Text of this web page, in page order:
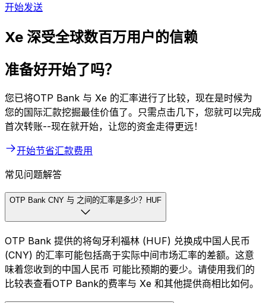
开始发送
Xe 深受全球数百万用户的信赖
准备好开始了吗？
您已将OTP Bank 与 Xe 的汇率进行了比较，现在是时候为
您的国际汇款挖掘最佳价值了。只需点击几下，您就可以完成
首次转账--现在就开始，让您的资金走得更远！
开始节省汇款费用
常见问题解答
OTP Bank CNY 与 之间的汇率是多少？HUF
OTP Bank 提供的将匈牙利福林 (HUF) 兑换成中国人民币
(CNY) 的汇率可能包括高于实际中间市场汇率的差额。这意
味着您收到的中国人民币 可能比预期的要少。请使用我们的
比较表查看OTP Bank的费率与 Xe 和其他提供商相比如何。